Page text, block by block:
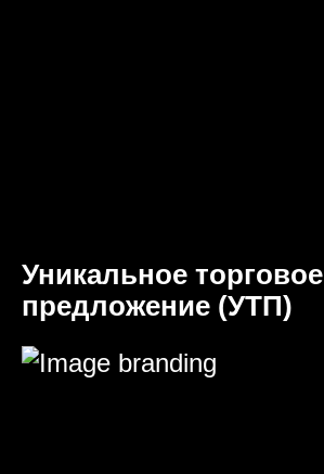
Уникальное торговое
предложение (УТП)